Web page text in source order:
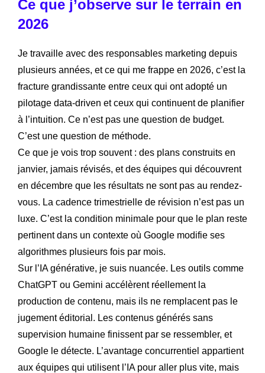
Ce que j’observe sur le terrain en
2026
Je travaille avec des responsables marketing depuis
plusieurs années, et ce qui me frappe en 2026, c’est la
fracture grandissante entre ceux qui ont adopté un
pilotage data-driven et ceux qui continuent de planifier
à l’intuition. Ce n’est pas une question de budget.
C’est une question de méthode.
Ce que je vois trop souvent : des plans construits en
janvier, jamais révisés, et des équipes qui découvrent
en décembre que les résultats ne sont pas au rendez-
vous. La cadence trimestrielle de révision n’est pas un
luxe. C’est la condition minimale pour que le plan reste
pertinent dans un contexte où Google modifie ses
algorithmes plusieurs fois par mois.
Sur l’IA générative, je suis nuancée. Les outils comme
ChatGPT ou Gemini accélèrent réellement la
production de contenu, mais ils ne remplacent pas le
jugement éditorial. Les contenus générés sans
supervision humaine finissent par se ressembler, et
Google le détecte. L’avantage concurrentiel appartient
aux équipes qui utilisent l’IA pour aller plus vite, mais